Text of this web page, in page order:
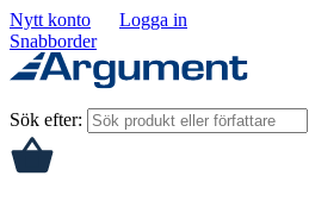
Nytt konto
Logga in
Snabborder
Sök efter: